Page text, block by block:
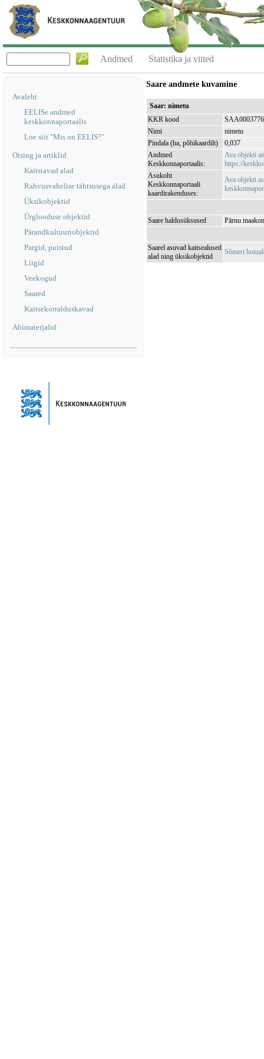
Andmed Statistika ja viited
Avaleht
EELISe andmed
keskkonnaportaalis
Loe siit "Mis on EELIS?"
Otsing ja artiklid
Kaitstavad alad
Rahvusvahelise tähtsusega alad
Üksikobjektid
Ürglooduse objektid
Pärandkultuuriobjektid
Pargid, puistud
Liigid
Veekogud
Saared
Kaitsekorralduskavad
Abimaterjalid
Saare andmete kuvamine
Saar: nimetu
KKR kood
SAA0003776
Nimi
nimetu
Pindala (ha, põhikaardilt)
0,037
Andmed
Keskkonnaportaalis:
Ava objekti
https://
Asukoht
Keskkonnaportaali
kaardirakenduses:
Ava objekti
Saare haldusüksused Pärnu
Saarel asuvad kaitsealused
alad ning üksikobjektid
Sõmeri